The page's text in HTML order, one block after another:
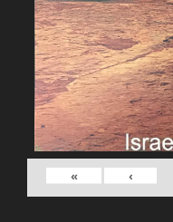
›
»